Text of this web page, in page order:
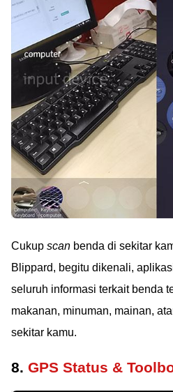
Cukup scan benda di sekitar
Blippard, begitu dikenali,
seluruh informasi terkait benda
makanan, minuman, mainan,
sekitar kamu.
8. GPS Status &